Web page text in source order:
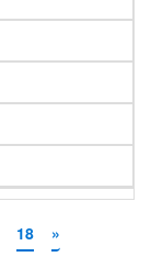
18 »